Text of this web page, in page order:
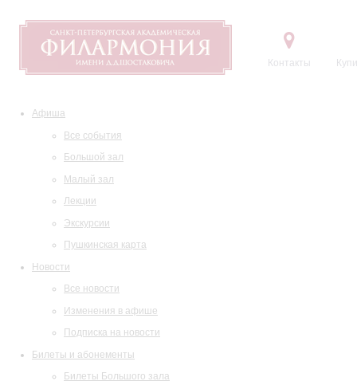
Контакты
Афиша
Все события
Большой зал
Малый зал
Лекции
Экскурсии
Пушкинская карта
Новости
Все новости
Изменения в афише
Подписка на новости
Билеты и абонементы
Билеты Большого зала